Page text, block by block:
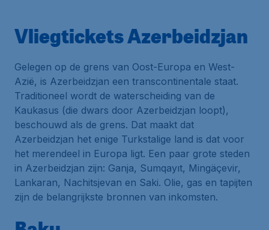
Vliegtickets Azerbeidzjan
Gelegen op de grens van Oost-Europa en West-
Azië, is Azerbeidzjan een transcontinentale staat.
Traditioneel wordt de waterscheiding van de
Kaukasus (die dwars door Azerbeidzjan loopt),
beschouwd als de grens. Dat maakt dat
Azerbeidzjan het enige Turkstalige land is dat voor
het merendeel in Europa ligt. Een paar grote steden
in Azerbeidzjan zijn: Ganja, Sumqayıt, Mingäçevir,
Lankaran, Nachitsjevan en Saki. Olie, gas en tapijten
zijn de belangrijkste bronnen van inkomsten.